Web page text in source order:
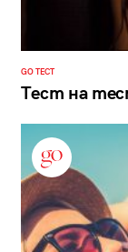
GO ТЕСТ
Тест на